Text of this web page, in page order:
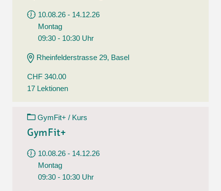
10.08.26 - 14.12.26
Montag
09:30 - 10:30 Uhr
Rheinfelderstrasse 29, Basel
CHF 340.00
17 Lektionen
GymFit+ / Kurs
GymFit+
10.08.26 - 14.12.26
Montag
09:30 - 10:30 Uhr